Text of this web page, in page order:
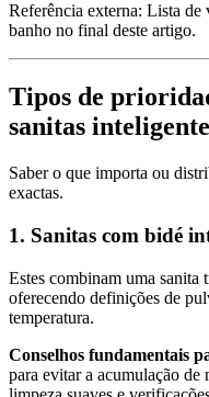
Referência externa: Lista de
banho no final deste artigo.
Tipos de
sanitas
Saber o que importa ou
exactas.
1. Sanitas com bidé
Estes combinam uma sanita
oferecendo definições de
temperatura.
Conselhos fundamentais
para evitar a acumulação de